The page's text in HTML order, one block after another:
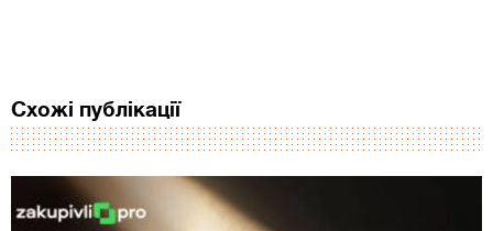
Схожі публікації